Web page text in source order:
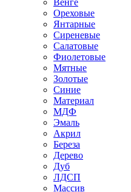
Ореховые
Янтарные
Сиреневые
Салатовые
Фиолетовые
Мятные
Золотые
Синие
Материал
МДФ
Эмаль
Акрил
Береза
Дерево
Дуб
ЛДСП
Массив